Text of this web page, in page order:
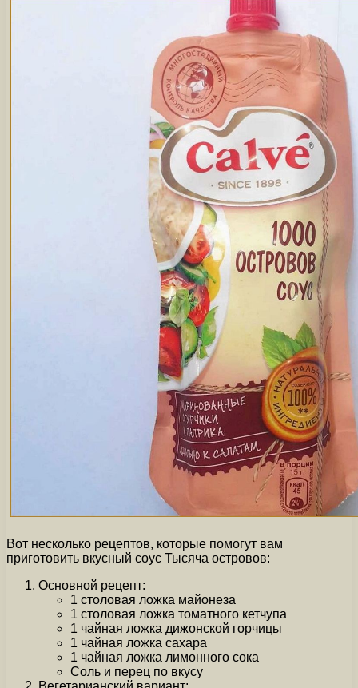
Вот несколько рецептов, которые помогут вам
приготовить вкусный соус Тысяча островов:
Основной рецепт:
1 столовая ложка майонеза
1 столовая ложка томатного кетчупа
1 чайная ложка дижонской горчицы
1 чайная ложка сахара
1 чайная ложка лимонного сока
Соль и перец по вкусу